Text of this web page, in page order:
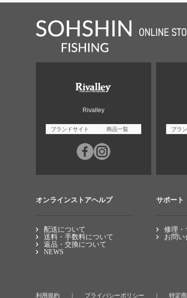
Rivalley
ブランドサイト 商品一覧 ブラ
オンラインストアヘルプ
配送について
送料・手数料について
返品・交換について
NEWS
サポート
修理・
お問い
利用規約 プライバシーポリシー 特定